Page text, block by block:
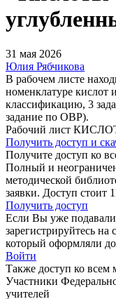
31 мая 2026
Юлия Рябчикова
В рабочем листе
номенклатуре кислот
классификацию, 3
задание по ОВР).
Рабочий лист
Получить доступ и
Получите доступ ко
Полный и
методической
заявки. Доступ стоит
Получить доступ
Если Вы уже подавали
зарегистрируйтесь
который оформляли
Войти
Также доступ ко
Участники
учителей